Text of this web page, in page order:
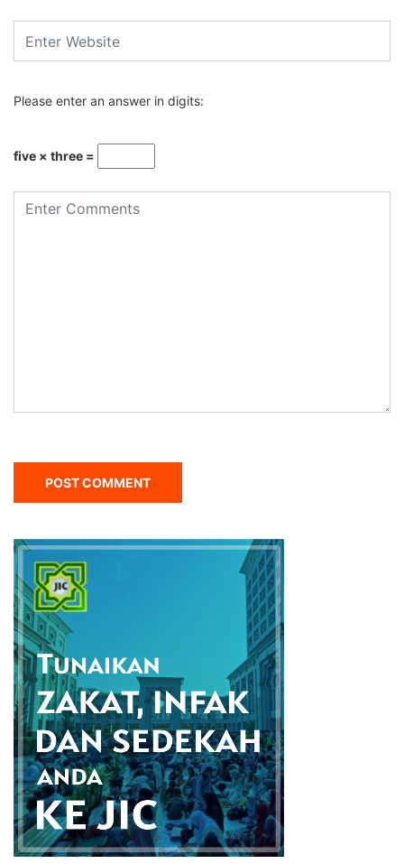
Please enter an answer in digits:
five × three =